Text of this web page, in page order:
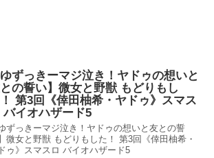
ゆずっきーマジ泣き！ヤドゥの想いと
の誓い】微女と野獣 もどりもし
第3回《倖田柚希・ヤドゥ》スマス
バイオハザード5
ゆずっきーマジ泣き！ヤドゥの想いと友との誓
微女と野獣 もどりもした！ 第3回《倖田柚希・
ゥ》スマスロ バイオハザード5